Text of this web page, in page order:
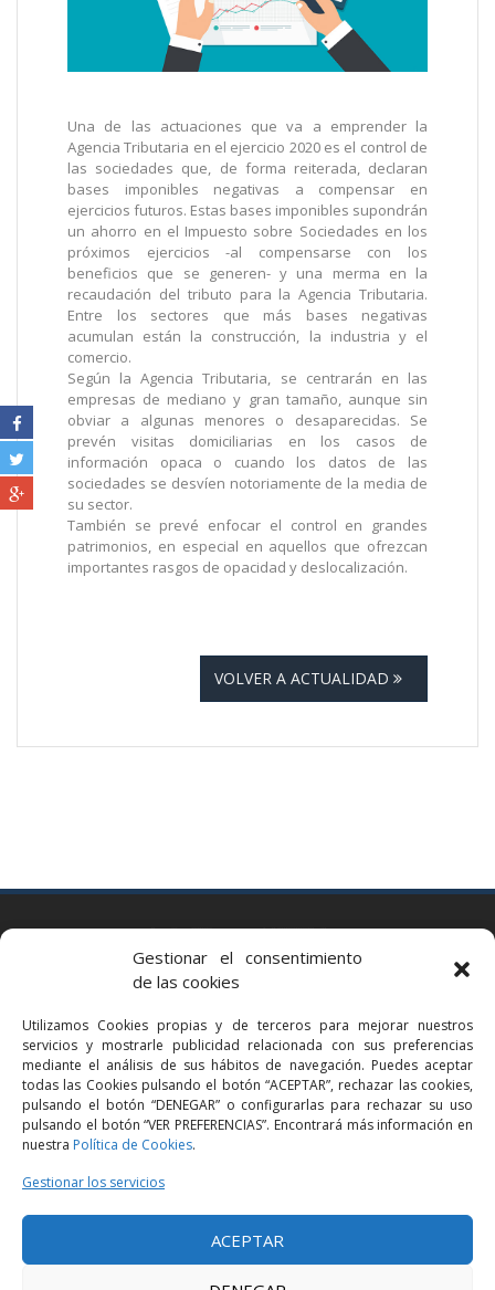
Gestionar el consentimiento
de las cookies
Utilizamos Cookies propias y de terceros para mejorar nuestros
servicios y mostrarle publicidad relacionada con sus preferencias
mediante el análisis de sus hábitos de navegación. Puedes aceptar
todas las Cookies pulsando el botón “ACEPTAR”, rechazar las cookies,
pulsando el botón “DENEGAR” o configurarlas para rechazar su uso
pulsando el botón “VER PREFERENCIAS”. Encontrará más información en
nuestra Política de Cookies.
Gestionar los servicios
ACEPTAR
Una de las actuaciones que va a emprender la
Agencia Tributaria en el ejercicio 2020 es el control de
las sociedades que, de forma reiterada, declaran
bases imponibles negativas a compensar en
ejercicios futuros. Estas bases imponibles supondrán
un ahorro en el Impuesto sobre Sociedades en los
próximos ejercicios -al compensarse con los
beneficios que se generen- y una merma en la
recaudación del tributo para la Agencia Tributaria.
Entre los sectores que más bases negativas
acumulan están la construcción, la industria y el
comercio.
Según la Agencia Tributaria, se centrarán en las
empresas de mediano y gran tamaño, aunque sin
obviar a algunas menores o desaparecidas. Se
prevén visitas domiciliarias en los casos de
información opaca o cuando los datos de las
sociedades se desvíen notoriamente de la media de
su sector.
También se prevé enfocar el control en grandes
patrimonios, en especial en aquellos que ofrezcan
importantes rasgos de opacidad y deslocalización.
VOLVER A ACTUALIDAD
Via Augusta 2 bis, 3º, 08006 Barcelona
bcn@bellavistalegal.eu
GRANOLLERS
C/ Sant Jaume, 16 1r, 08401 Granollers (Bcn)
+34 93 860 39 60
grn@bellavistalegal.eu
MADRID
C/ Serrano 114, 2º izq. 28006 Madrid.
+34 91 431 98 21 | +34 91 431 98 95
mad@bellavistalegal.eu